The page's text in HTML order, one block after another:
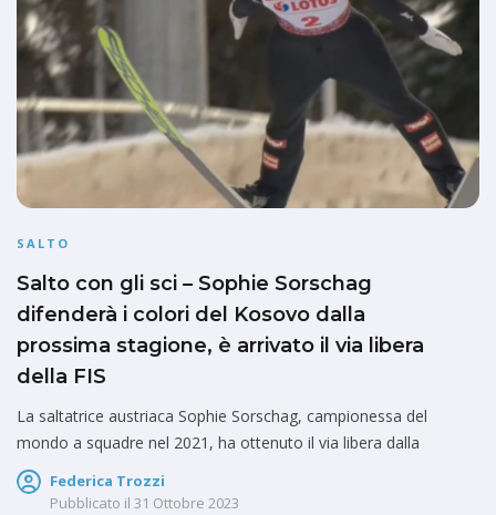
SALTO
Salto con gli sci – Sophie Sorschag
difenderà i colori del Kosovo dalla
prossima stagione, è arrivato il via libera
della FIS
La saltatrice austriaca Sophie Sorschag, campionessa del
mondo a squadre nel 2021, ha ottenuto il via libera dalla
Federica Trozzi
Pubblicato il 31 Ottobre 2023